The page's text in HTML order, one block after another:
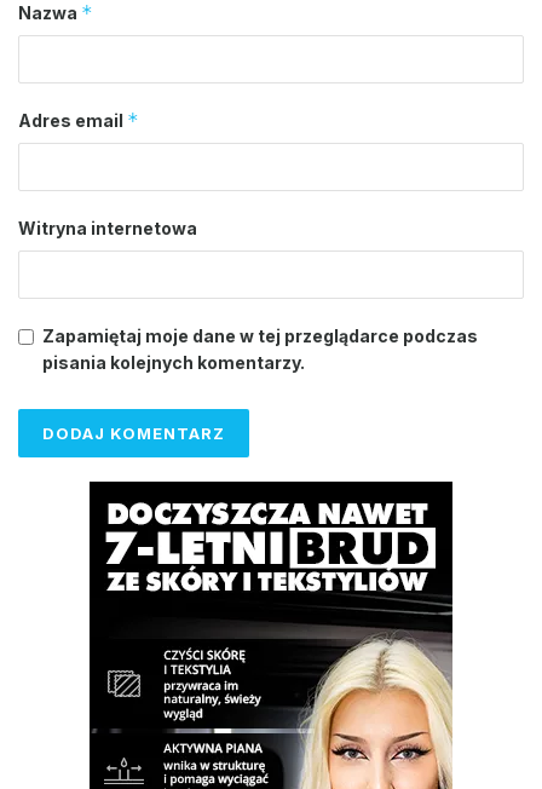
Nazwa *
Adres email *
Witryna internetowa
Zapamiętaj moje dane w tej przeglądarce podczas
pisania kolejnych komentarzy.